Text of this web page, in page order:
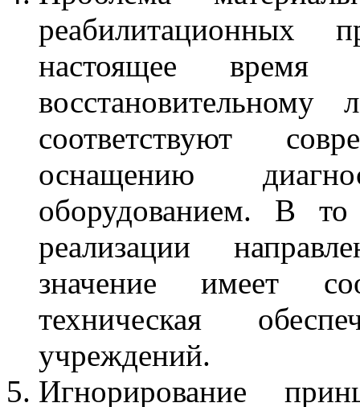
реабилитационных
настоящее время
соответствуют
оснащению
оборудованием. В
реализации
значение имеет
техническая
учреждений.
Игнорирование